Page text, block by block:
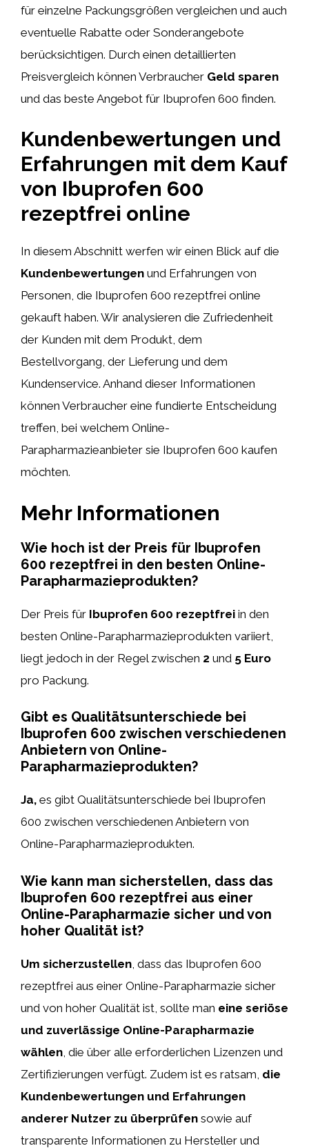
für einzelne Packungsgrößen vergleichen und auch
eventuelle Rabatte oder Sonderangebote
berücksichtigen. Durch einen detaillierten
Preisvergleich können Verbraucher Geld sparen
und das beste Angebot für Ibuprofen 600 finden.
Kundenbewertungen und
Erfahrungen mit dem Kauf
von Ibuprofen 600
rezeptfrei online
In diesem Abschnitt werfen wir einen Blick auf die
Kundenbewertungen und Erfahrungen von
Personen, die Ibuprofen 600 rezeptfrei online
gekauft haben. Wir analysieren die Zufriedenheit
der Kunden mit dem Produkt, dem
Bestellvorgang, der Lieferung und dem
Kundenservice. Anhand dieser Informationen
können Verbraucher eine fundierte Entscheidung
treffen, bei welchem Online-
Parapharmazieanbieter sie Ibuprofen 600 kaufen
möchten.
Mehr Informationen
Wie hoch ist der Preis für Ibuprofen
600 rezeptfrei in den besten Online-
Parapharmazieprodukten?
Der Preis für Ibuprofen 600 rezeptfrei in den
besten Online-Parapharmazieprodukten variiert,
liegt jedoch in der Regel zwischen 2 und 5 Euro
pro Packung.
Gibt es Qualitätsunterschiede bei
Ibuprofen 600 zwischen verschiedenen
Anbietern von Online-
Parapharmazieprodukten?
Ja, es gibt Qualitätsunterschiede bei Ibuprofen
600 zwischen verschiedenen Anbietern von
Online-Parapharmazieprodukten.
Wie kann man sicherstellen, dass das
Ibuprofen 600 rezeptfrei aus einer
Online-Parapharmazie sicher und von
hoher Qualität ist?
Um sicherzustellen , dass das Ibuprofen 600
rezeptfrei aus einer Online-Parapharmazie sicher
und von hoher Qualität ist, sollte man eine seriöse
und zuverlässige Online-Parapharmazie
wählen , die über alle erforderlichen Lizenzen und
Zertifizierungen verfügt. Zudem ist es ratsam, die
Kundenbewertungen und Erfahrungen
anderer Nutzer zu überprüfen sowie auf
transparente Informationen zu Hersteller und